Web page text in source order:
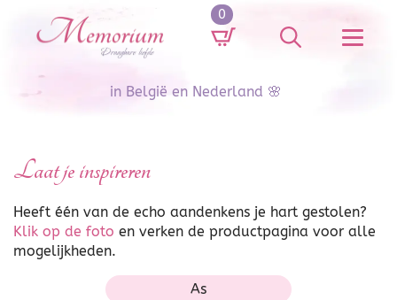
0
for:
in België en Nederland 🌸
Laat je inspireren
Heeft één van de echo aandenkens je hart gestolen?
Klik op de foto en verken de productpagina voor alle
mogelijkheden.
As